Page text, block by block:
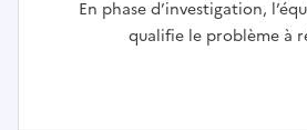
En phase d’investigation,
qualifie le problème à